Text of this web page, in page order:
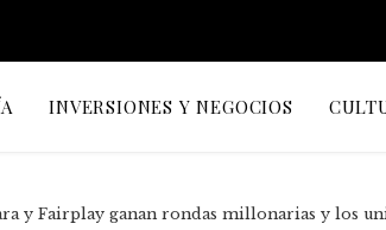
INVERSIONES Y NEGOCIOS
y Fairplay ganan rondas millonarias y los